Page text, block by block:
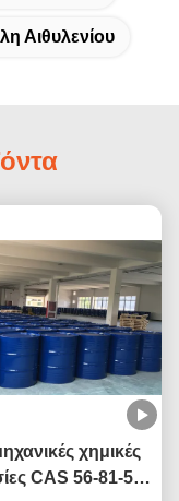
Αιθυλενίου
χημικές
CAS 56-81-5